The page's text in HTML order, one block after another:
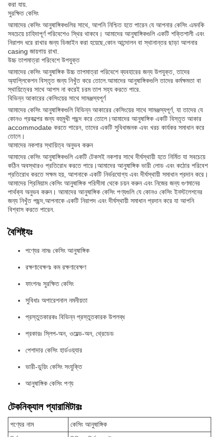
করা যায়.
সুরক্ষিত কেসিং
আমাদের কেসিং আনুষাঙ্গিকগুলির সাথে, আপনি নিশ্চিত হতে পারেন যে আপনার কেসিং এমনকি
সবচেয়ে চাহিদাপূর্ণ পরিবেশেও স্থির থাকবে। আমাদের আনুষাঙ্গিকগুলি একটি শক্তিশালী এবং
নিরাপদ ধরে রাখার জন্য ডিজাইন করা হয়েছে,কোন আন্দোলন বা স্থানান্তর ছাড়া আপনার
casing জায়গায় রাখা.
উচ্চ তাপমাত্রা পরিবেশে উপযুক্ত
আমাদের কেসিং আনুষাঙ্গিক উচ্চ তাপমাত্রা পরিবেশে ব্যবহারের জন্য উপযুক্ত, তাদের
অ্যাপ্লিকেশন বিস্তৃত জন্য নিখুঁত করে তোলে.আমাদের আনুষাঙ্গিকগুলি তাদের কর্মক্ষমতা বা
স্থায়িত্বের সাথে আপস না করেই চরম তাপ সহ্য করতে পারে.
বিভিন্ন আকারের কেসিংয়ের সাথে সামঞ্জস্যপূর্ণ
আমাদের কেসিং আনুষাঙ্গিকগুলি বিভিন্ন আকারের কেসিংয়ের সাথে সামঞ্জস্যপূর্ণ, যা তাদের যে
কোনও প্রকল্পের জন্য বহুমুখী পছন্দ করে তোলে।আমাদের আনুষাঙ্গিক একটি বিস্তৃত আকার
accommodate করতে পারেন, তাদের একটি সুবিধাজনক এবং খরচ কার্যকর সমাধান করে
তোলে।
আমাদের নকশার স্থায়িত্ব অনুভব করুন
আমাদের কেসিং আনুষাঙ্গিকগুলি একটি টেকসই নকশার সাথে দীর্ঘস্থায়ী হতে নির্মিত যা সবচেয়ে
কঠিন অবস্থারও প্রতিরোধ করতে পারে।আমাদের আনুষাঙ্গিক ভারী লোড এবং কঠোর পরিবেশ
প্রতিরোধ করতে সক্ষম হয়, আপনাকে একটি নির্ভরযোগ্য এবং দীর্ঘস্থায়ী সমাধান প্রদান করে।
আমাদের প্রিমিয়াম কেসিং আনুষাঙ্গিক পরিসীমা থেকে চয়ন করুন এবং নিজের জন্য গুণমানের
পার্থক্য অনুভব করুন। আমাদের আনুষাঙ্গিক কেসিং পণ্যগুলি যে কোনও কেসিং ইনস্টলেশনের
জন্য নিখুঁত পছন্দ,আপনাকে একটি নিরাপদ এবং দীর্ঘস্থায়ী সমাধান প্রদান করে যা আপনি
বিশ্বাস করতে পারেন.
বৈশিষ্ট্যঃ
পণ্যের নামঃ কেসিং আনুষাঙ্গিক
রক্ষণাবেক্ষণঃ কম রক্ষণাবেক্ষণ
ফাংশনঃ সুরক্ষিত কেসিং
সুবিধাঃ অপারেশনাল নমনীয়তা
প্রস্তুতকারকঃ বিভিন্ন প্রস্তুতকারক উপলব্ধ
প্রকারঃ স্লিপ-অন, ওয়েল্ড-অন, থ্রেডেড
পেশাদার কেসিং হার্ডওয়্যার
ভারী-ডুয়িং কেসিং সংযুক্তি
আনুষাঙ্গিক কেসিং পণ্য
টেকনিক্যাল প্যারামিটারঃ
পণ্যের নাম
কেসিং আনুষাঙ্গিক